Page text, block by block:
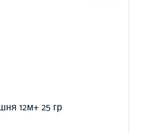
12м+ 25 гр